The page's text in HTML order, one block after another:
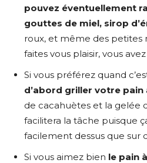
pouvez éventuellement
gouttes de miel, sirop
roux, et même des petites
faites vous plaisir, vous
Si vous préférez quand
d’abord griller votre pain
de cacahuètes et la gelée
facilitera la tâche puisque
facilement dessus que sur
Si vous aimez bien le pain